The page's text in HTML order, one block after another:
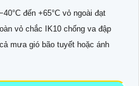
đến +65°C vỏ ngoài đạt
vỏ chắc IK10 chống va đập
mưa gió bão tuyết hoặc ánh